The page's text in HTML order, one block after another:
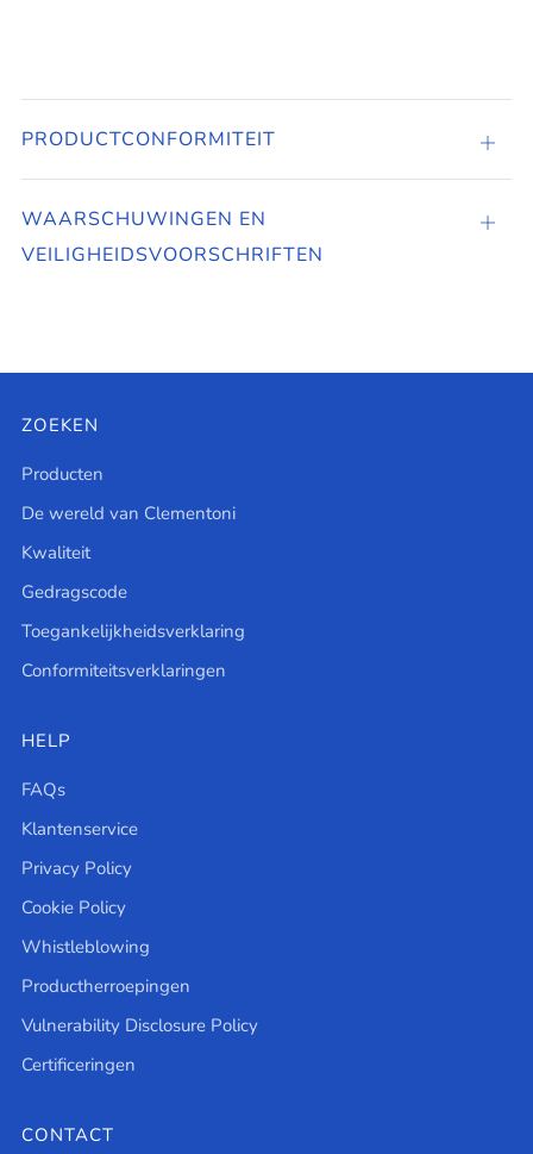
PRODUCTCONFORMITEIT
WAARSCHUWINGEN EN
VEILIGHEIDSVOORSCHRIFTEN
ZOEKEN
Producten
De wereld van Clementoni
Kwaliteit
Gedragscode
Toegankelijkheidsverklaring
Conformiteitsverklaringen
HELP
FAQs
Klantenservice
Privacy Policy
Cookie Policy
Whistleblowing
Productherroepingen
Vulnerability Disclosure Policy
Certificeringen
CONTACT